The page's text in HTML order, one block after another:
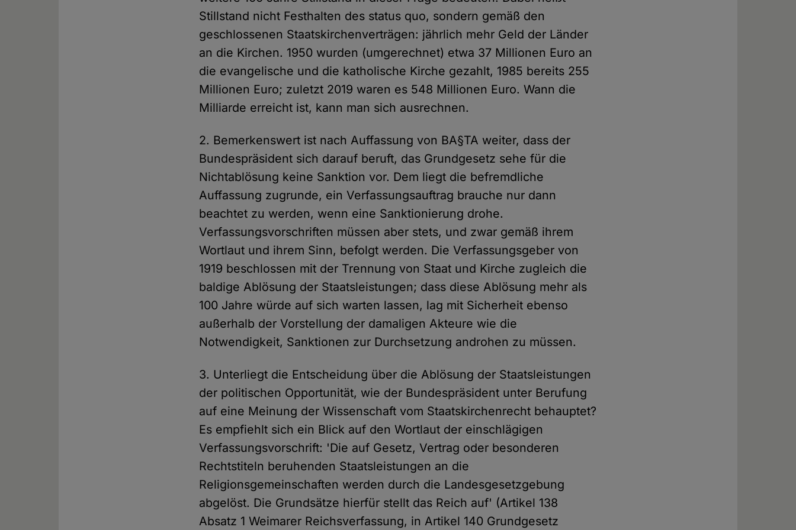
Stillstand nicht Festhalten des status quo, sondern gemäß den
geschlossenen Staatskirchenverträgen: jährlich mehr Geld der Länder
an die Kirchen. 1950 wurden (umgerechnet) etwa 37 Millionen Euro an
die evangelische und die katholische Kirche gezahlt, 1985 bereits 255
Millionen Euro; zuletzt 2019 waren es 548 Millionen Euro. Wann die
Milliarde erreicht ist, kann man sich ausrechnen.
2. Bemerkenswert ist nach Auffassung von BA§TA weiter, dass der
Bundespräsident sich darauf beruft, das Grundgesetz sehe für die
Nichtablösung keine Sanktion vor. Dem liegt die befremdliche
Auffassung zugrunde, ein Verfassungsauftrag brauche nur dann
beachtet zu werden, wenn eine Sanktionierung drohe.
Verfassungsvorschriften müssen aber stets, und zwar gemäß ihrem
Wortlaut und ihrem Sinn, befolgt werden. Die Verfassungsgeber von
1919 beschlossen mit der Trennung von Staat und Kirche zugleich die
baldige Ablösung der Staatsleistungen; dass diese Ablösung mehr als
100 Jahre würde auf sich warten lassen, lag mit Sicherheit ebenso
außerhalb der Vorstellung der damaligen Akteure wie die
Notwendigkeit, Sanktionen zur Durchsetzung androhen zu müssen.
3. Unterliegt die Entscheidung über die Ablösung der Staatsleistungen
der politischen Opportunität, wie der Bundespräsident unter Berufung
auf eine Meinung der Wissenschaft vom Staatskirchenrecht behauptet?
Es empfiehlt sich ein Blick auf den Wortlaut der einschlägigen
Verfassungsvorschrift: 'Die auf Gesetz, Vertrag oder besonderen
Rechtstiteln beruhenden Staatsleistungen an die
Religionsgemeinschaften werden durch die Landesgesetzgebung
abgelöst. Die Grundsätze hierfür stellt das Reich auf' (Artikel 138
Absatz 1 Weimarer Reichsverfassung, in Artikel 140 Grundgesetz